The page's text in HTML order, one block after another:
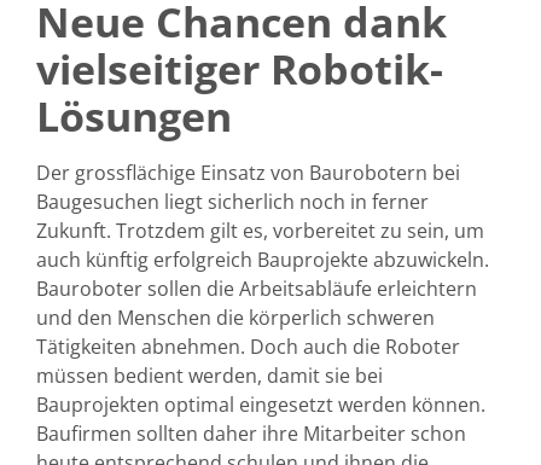
Neue Chancen dank
vielseitiger Robotik-
Lösungen
Der grossflächige Einsatz von Baurobotern bei
Baugesuchen liegt sicherlich noch in ferner
Zukunft. Trotzdem gilt es, vorbereitet zu sein, um
auch künftig erfolgreich Bauprojekte abzuwickeln.
Bauroboter sollen die Arbeitsabläufe erleichtern
und den Menschen die körperlich schweren
Tätigkeiten abnehmen. Doch auch die Roboter
müssen bedient werden, damit sie bei
Bauprojekten optimal eingesetzt werden können.
Baufirmen sollten daher ihre Mitarbeiter schon